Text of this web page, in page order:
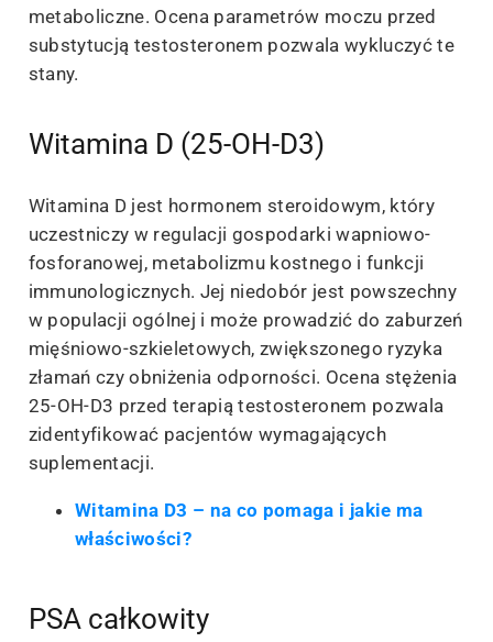
metaboliczne. Ocena parametrów moczu przed
substytucją testosteronem pozwala wykluczyć te
stany.
Witamina D (25-OH-D3)
Witamina D jest hormonem steroidowym, który
uczestniczy w regulacji gospodarki wapniowo-
fosforanowej, metabolizmu kostnego i funkcji
immunologicznych. Jej niedobór jest powszechny
w populacji ogólnej i może prowadzić do zaburzeń
mięśniowo-szkieletowych, zwiększonego ryzyka
złamań czy obniżenia odporności. Ocena stężenia
25-OH-D3 przed terapią testosteronem pozwala
zidentyfikować pacjentów wymagających
suplementacji.
Witamina D3 – na co pomaga i jakie ma
właściwości?
PSA całkowity